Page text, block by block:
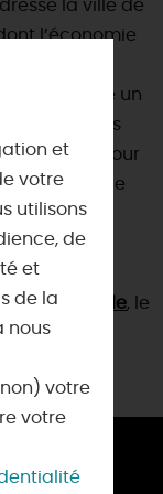
la ville de
l’économie
possède un
très
d'œil… Et pour
avoir goûté le
!
visiter : le
Yèvre-la-Ville, le
d'
et
votre
utilisons
de
et
de la
nous
votre
votre